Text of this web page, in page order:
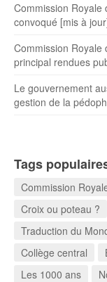
Commission Royale
convoqué [mis à
Commission Royale
principal rendues
Le gouvernement
gestion de la
Tags
Commission
Croix ou poteau ?
Traduction du
Collège central
Les 1000 ans